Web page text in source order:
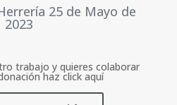
25 de Mayo de
2023
trabajo y quieres colaborar
haz click aquí